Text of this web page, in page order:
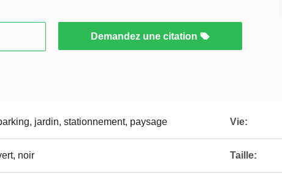
Demandez une citation
jardin, stationnement, paysage Vie:
noir Taille: